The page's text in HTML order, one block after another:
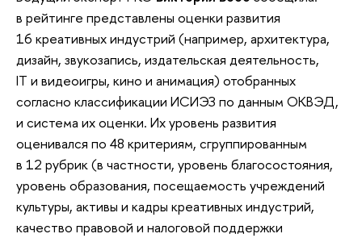
в рейтинге представлены оценки развития
16 креативных индустрий (например, архитектура,
дизайн, звукозапись, издательская деятельность,
IT и видеоигры, кино и анимация) отобранных
согласно классификации ИСИЭЗ по данным ОКВЭД,
и система их оценки. Их уровень развития
оценивался по 48 критериям, сгруппированным
в 12 рубрик (в частности, уровень благосостояния,
уровень образования, посещаемость учреждений
культуры, активы и кадры креативных индустрий,
качество правовой и налоговой поддержки